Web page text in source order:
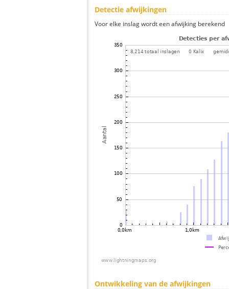
Detectie afwijkingen
Voor elke inslag wordt een afwijking berekend
Ontwikkeling van de afwijkingen